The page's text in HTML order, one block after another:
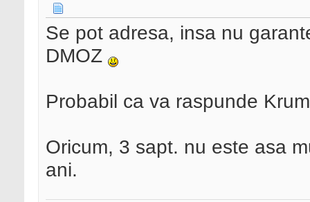
Se pot adresa, insa nu
DMOZ
Probabil ca va raspunde
Oricum, 3 sapt. nu este asa
ani.